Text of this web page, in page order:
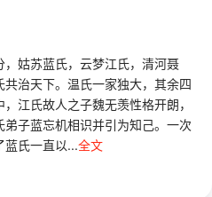
姑苏蓝氏，云梦江氏，清河聂
共治天下。温氏一家独大，其余四
江氏故人之子魏无羡性格开朗，
子蓝忘机相识并引为知己。一次
蓝氏一直以...全文